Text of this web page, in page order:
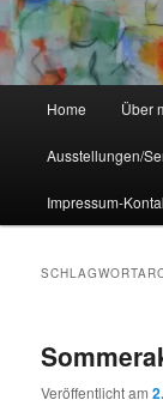
Home Über
Ausstellungen/
Impressum-
Veröffentlicht am